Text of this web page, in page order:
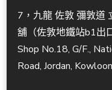
7，九龍 佐敦 彌敦道
舖（佐敦地鐵站b1出
Shop No.18, G/F.,
Road, Jordan,